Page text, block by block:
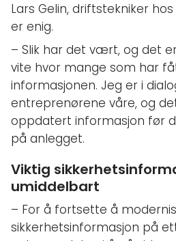
Lars Gelin, driftstekniker hos
er enig.
– Slik har det vært, og det
vite hvor mange som har
informasjonen. Jeg er i
entreprenørene våre, og
oppdatert informasjon før
på anlegget.
Viktig
umiddelbart
– For å fortsette å
sikkerhetsinformasjon på